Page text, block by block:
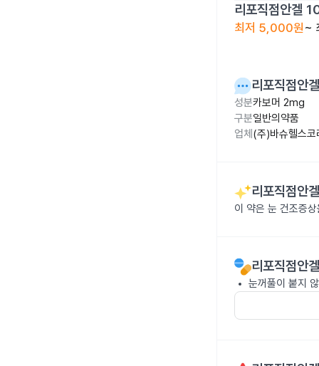
리포직점안겔
최저 5,000원 ~
리포직점안
성분카보머 2mg
구분일반의약품
업체 (주)바슈헬스코
리포직점안
이 약은 눈 건조증
리포직점안
눈꺼풀이 붙지